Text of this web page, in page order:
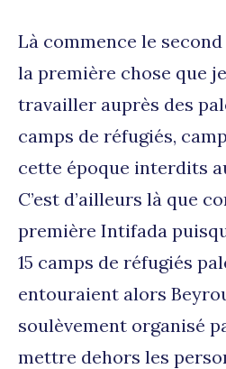
Là commence le
la première chose que
travailler auprès des
camps de réfugiés,
cette époque interdits
C’est d’ailleurs là que
première Intifada
15 camps de réfugiés
entouraient alors
soulèvement organisé
mettre dehors les